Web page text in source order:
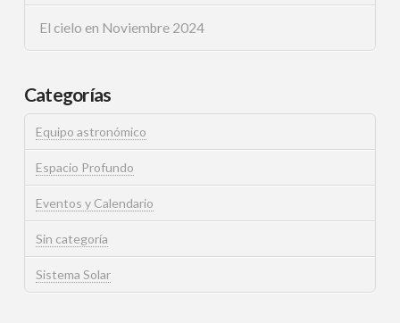
El cielo en Noviembre 2024
Categorías
Equipo astronómico
Espacio Profundo
Eventos y Calendario
Sin categoría
Sistema Solar